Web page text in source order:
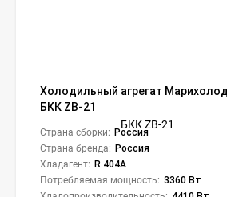
Холодильный агрегат
БКК ZB-21
Страна сборки: Россия
Страна бренда: Россия
Хладагент: R 404A
Потребляемая мощность: 3360 Вт